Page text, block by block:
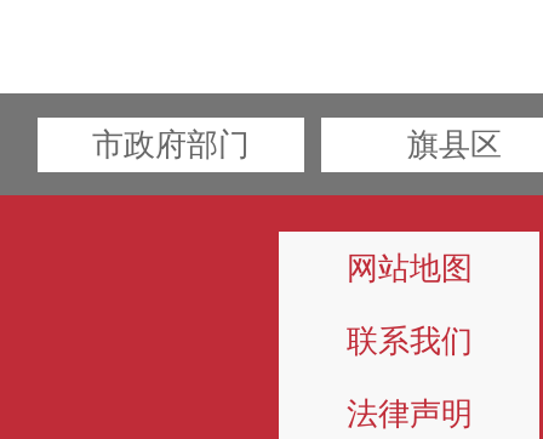
市政府部门 旗县区
网站地图
联系我们
法律声明